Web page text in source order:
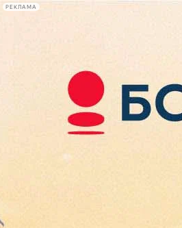
РЕКЛАМА
Сегодня:
2026.08.09
00:33
Афиша Plus